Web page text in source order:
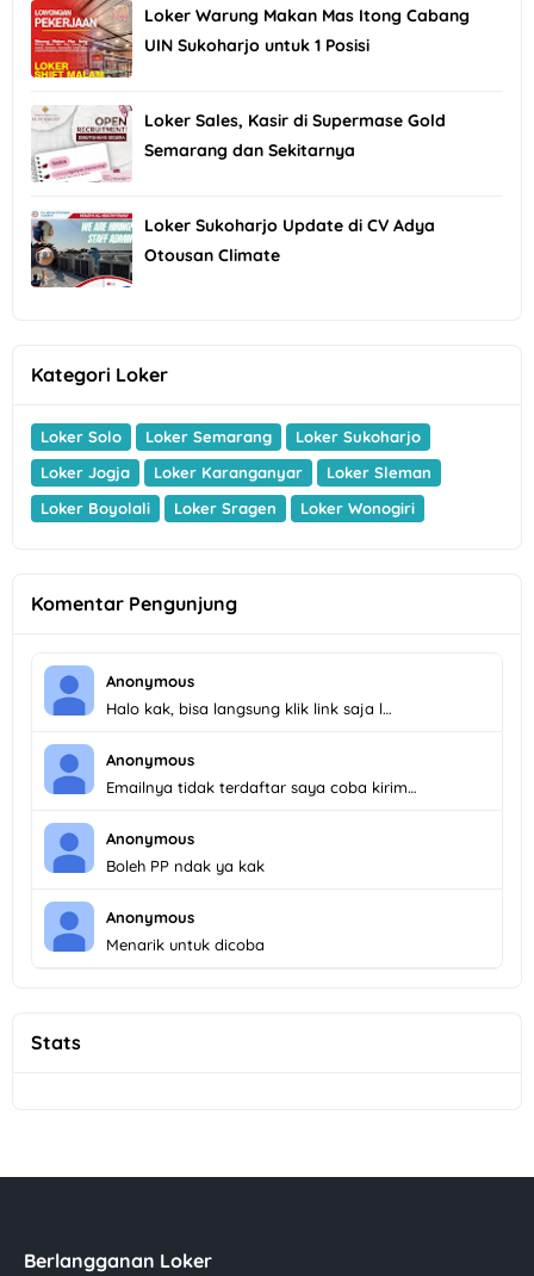
Loker Warung Makan Mas Itong Cabang
UIN Sukoharjo untuk 1 Posisi
Loker Sales, Kasir di Supermase Gold
Semarang dan Sekitarnya
Loker Sukoharjo Update di CV Adya
Otousan Climate
Kategori Loker
Loker Solo Loker Semarang
Loker Sukoharjo
Loker Jogja
Loker Karanganyar
Loker Sleman
Loker Boyolali
Loker Sragen Loker Wonogiri
Komentar Pengunjung
Anonymous
Halo kak, bisa langsung klik link saja l…
Anonymous
Emailnya tidak terdaftar saya coba kirim…
Anonymous
Boleh PP ndak ya kak
Anonymous
Menarik untuk dicoba
Stats
Berlangganan Loker